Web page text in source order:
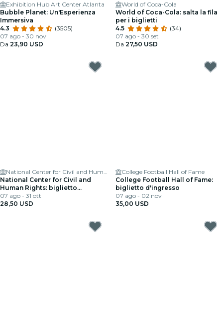
Exhibition Hub Art Center Atlanta
Bubble Planet: Un'Esperienza
Immersiva
4.3
(3505)
07 ago - 30 nov
Da 23,90 USD
World of Coca-Cola
World of Coca-Cola: salta la fila
per i biglietti
4.5
(34)
07 ago - 30 set
Da 27,50 USD
National Center for Civil and Human Rights
National Center for Civil and
Human Rights: biglietto
d'ingresso
07 ago - 31 ott
28,50 USD
College Football Hall of Fame
College Football Hall of Fame:
biglietto d'ingresso
07 ago - 02 nov
35,00 USD